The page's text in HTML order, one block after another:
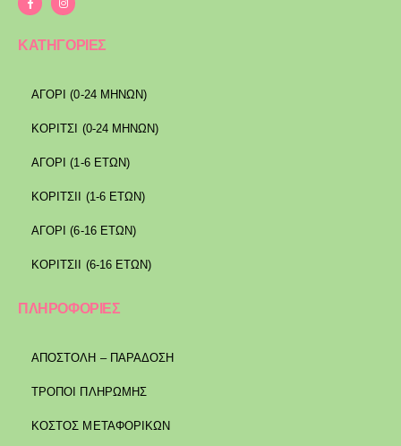
ΚΑΤΗΓΟΡΙΕΣ
ΑΓΟΡΙ (0-24 ΜΗΝΩΝ)
ΚΟΡΙΤΣΙ (0-24 ΜΗΝΩΝ)
ΑΓΟΡΙ (1-6 ΕΤΩΝ)
ΚΟΡΙΤΣΙΙ (1-6 ΕΤΩΝ)
ΑΓΟΡΙ (6-16 ΕΤΩΝ)
ΚΟΡΙΤΣΙΙ (6-16 ΕΤΩΝ)
ΠΛΗΡΟΦΟΡΙΕΣ
ΑΠΟΣΤΟΛΉ – ΠΑΡΆΔΟΣΗ
ΤΡΌΠΟΙ ΠΛΗΡΩΜΉΣ
ΚΌΣΤΟΣ ΜΕΤΑΦΟΡΙΚΏΝ